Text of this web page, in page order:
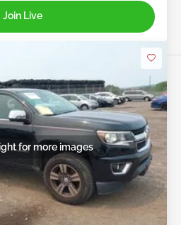
Join Live
for more images